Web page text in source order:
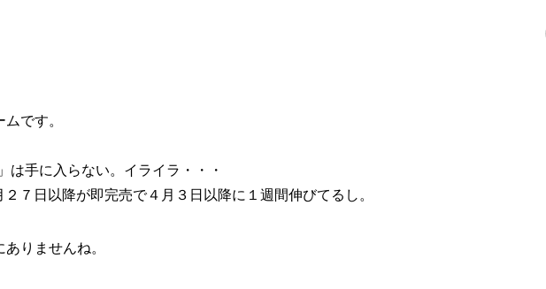
です。
は手に入らない。イライラ・・・
７日以降が即完売で４月３日以降に１週間伸びてるし。
りませんね。